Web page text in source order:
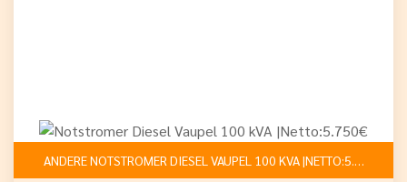
ANDERE NOTSTROMER DIESEL VAUPEL 100 KVA |NETTO:5.750€